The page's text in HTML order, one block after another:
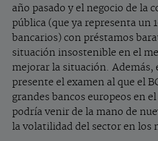
año pasado y el negocio de la
pública (que ya representa un
bancarios) con préstamos
situación insostenible en el
mejorar la situación. Además,
presente el examen al que el
grandes bancos europeos en
podría venir de la mano de
la volatilidad del sector en los